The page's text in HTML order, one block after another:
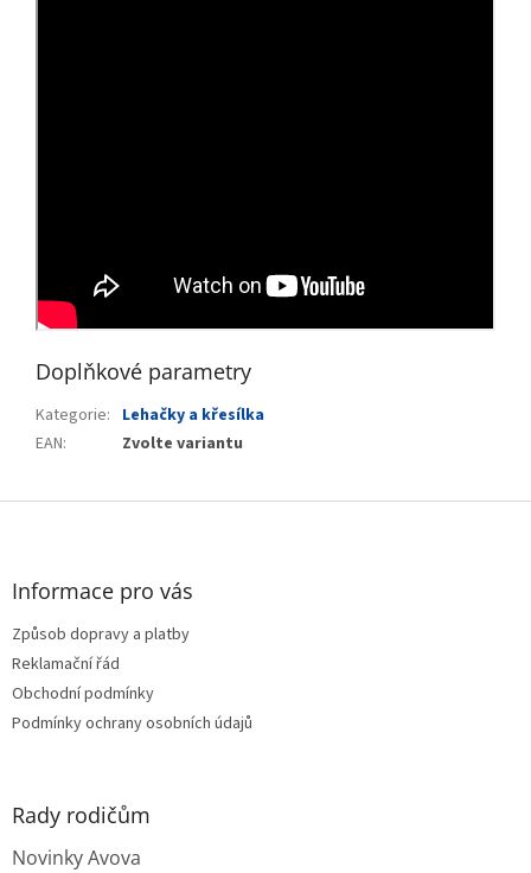
Doplňkové parametry
Kategorie: Lehačky a křesílka
EAN: Zvolte variantu
Z
Informace pro vás
Způsob dopravy a platby
Reklamační řád
Obchodní podmínky
Podmínky ochrany osobních údajů
Rady rodičům
Novinky Avova